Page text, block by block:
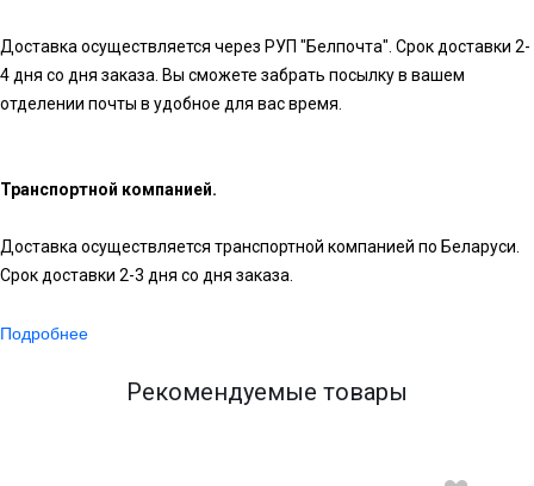
Доставка осуществляется через РУП "Белпочта". Срок доставки 2-
4 дня со дня заказа. Вы сможете забрать посылку в вашем
отделении почты в удобное для вас время.
Транспортной компанией.
Доставка осуществляется транспортной компанией по Беларуси.
Срок доставки 2-3 дня со дня заказа.
Подробнее
Рекомендуемые товары